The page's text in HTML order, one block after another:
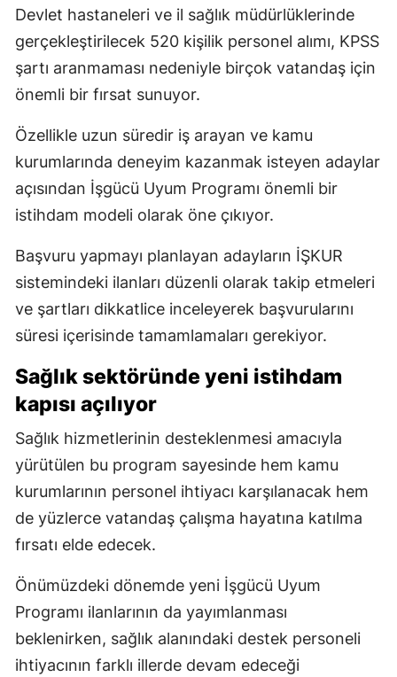
Devlet hastaneleri ve il sağlık müdürlüklerinde
gerçekleştirilecek 520 kişilik personel alımı, KPSS
şartı aranmaması nedeniyle birçok vatandaş için
önemli bir fırsat sunuyor.
Özellikle uzun süredir iş arayan ve kamu
kurumlarında deneyim kazanmak isteyen adaylar
açısından İşgücü Uyum Programı önemli bir
istihdam modeli olarak öne çıkıyor.
Başvuru yapmayı planlayan adayların İŞKUR
sistemindeki ilanları düzenli olarak takip etmeleri
ve şartları dikkatlice inceleyerek başvurularını
süresi içerisinde tamamlamaları gerekiyor.
Sağlık sektöründe yeni istihdam
kapısı açılıyor
Sağlık hizmetlerinin desteklenmesi amacıyla
yürütülen bu program sayesinde hem kamu
kurumlarının personel ihtiyacı karşılanacak hem
de yüzlerce vatandaş çalışma hayatına katılma
fırsatı elde edecek.
Önümüzdeki dönemde yeni İşgücü Uyum
Programı ilanlarının da yayımlanması
beklenirken, sağlık alanındaki destek personeli
ihtiyacının farklı illerde devam edeceği